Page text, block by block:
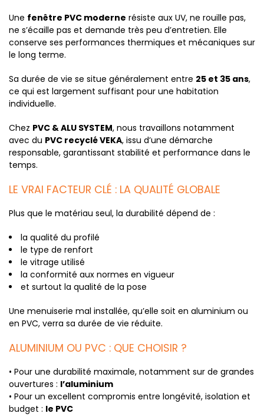
Une fenêtre PVC moderne résiste aux UV, ne rouille pas,
ne s’écaille pas et demande très peu d’entretien. Elle
conserve ses performances thermiques et mécaniques sur
le long terme.
Sa durée de vie se situe généralement entre 25 et 35 ans,
ce qui est largement suffisant pour une habitation
individuelle.
Chez PVC & ALU SYSTEM, nous travaillons notamment
avec du PVC recyclé VEKA, issu d’une démarche
responsable, garantissant stabilité et performance dans le
temps.
LE VRAI FACTEUR CLÉ : LA QUALITÉ GLOBALE
Plus que le matériau seul, la durabilité dépend de :
la qualité du profilé
le type de renfort
le vitrage utilisé
la conformité aux normes en vigueur
et surtout la qualité de la pose
Une menuiserie mal installée, qu’elle soit en aluminium ou
en PVC, verra sa durée de vie réduite.
ALUMINIUM OU PVC : QUE CHOISIR ?
• Pour une durabilité maximale, notamment sur de grandes
ouvertures : l’aluminium
• Pour un excellent compromis entre longévité, isolation et
budget : le PVC